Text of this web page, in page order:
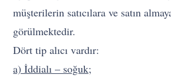
müşterilerin satıcılara ve satın
görülmektedir.
Dört tip alıcı vardır:
a) İddialı – soğuk;